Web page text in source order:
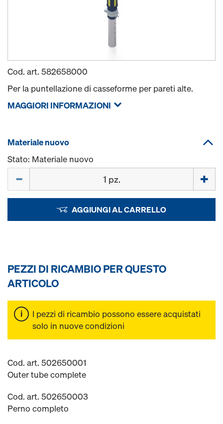
Cod. art. 582658000
Per la puntellazione di casseforme per pareti alte.
MAGGIORI INFORMAZIONI
Materiale nuovo
Stato: Materiale nuovo
AGGIUNGI AL CARRELLO
PEZZI DI RICAMBIO PER QUESTO
ARTICOLO
I pezzi di ricambio possono essere acquistati
solo in nuove condizioni
Cod. art. 502650001
Outer tube complete
Cod. art. 502650003
Perno completo